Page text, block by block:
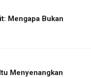
Mengapa Bukan
Menyenangkan